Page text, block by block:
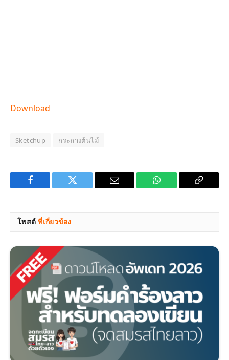
Download
Sketchup กระถางต้นไม้
Facebook Twitter Email WhatsApp Copy
โพสต์ที่เกี่ยวข้อง